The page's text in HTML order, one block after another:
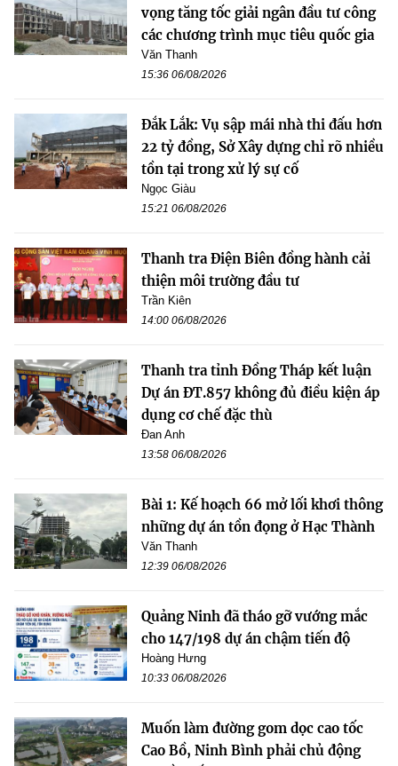
vọng tăng tốc giải ngân đầu tư công
các chương trình mục tiêu quốc gia
Văn Thanh
15:36 06/08/2026
Đắk Lắk: Vụ sập mái nhà thi đấu hơn
22 tỷ đồng, Sở Xây dựng chỉ rõ nhiều
tồn tại trong xử lý sự cố
Ngọc Giàu
15:21 06/08/2026
Thanh tra Điện Biên đồng hành cải
thiện môi trường đầu tư
Trần Kiên
14:00 06/08/2026
Thanh tra tỉnh Đồng Tháp kết luận
Dự án ĐT.857 không đủ điều kiện áp
dụng cơ chế đặc thù
Đan Anh
13:58 06/08/2026
Bài 1: Kế hoạch 66 mở lối khơi thông
những dự án tồn đọng ở Hạc Thành
Văn Thanh
12:39 06/08/2026
Quảng Ninh đã tháo gỡ vướng mắc
cho 147/198 dự án chậm tiến độ
Hoàng Hưng
10:33 06/08/2026
Muốn làm đường gom dọc cao tốc
Cao Bồ, Ninh Bình phải chủ động